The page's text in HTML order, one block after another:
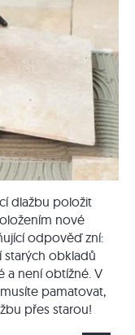
dlažbu položit
nové
odpověď zní:
obkladů
a není obtížné. V
pamatovat,
přes starou!